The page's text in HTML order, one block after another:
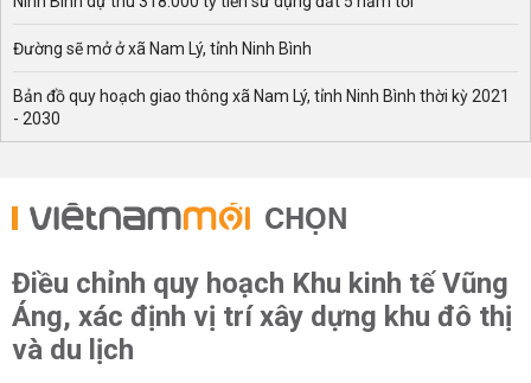
Đường sẽ mở ở xã Nam Lý, tỉnh Ninh Bình
Bản đồ quy hoạch giao thông xã Nam Lý, tỉnh Ninh Bình thời kỳ 2021
- 2030
CHỌN
Điều chỉnh quy hoạch Khu kinh tế Vũng
Áng, xác định vị trí xây dựng khu đô thị
và du lịch